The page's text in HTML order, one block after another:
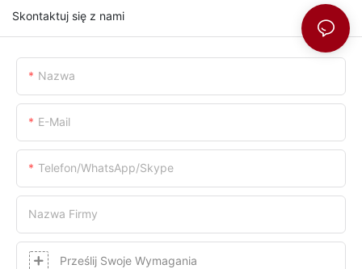
Skontaktuj się z nami
Nazwa
E-Mail
Telefon/WhatsApp/Skype
Nazwa Firmy
Prześlij Swoje Wymagania